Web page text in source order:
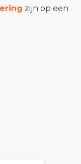
zijn op een